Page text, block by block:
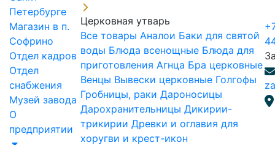
Петербурге
Магазин в п.
Софрино
Отдел кадров
Отдел
снабжения
Музей завода
О
предприятии
Церковная утварь
Все товары Аналои Баки для святой
воды Блюда всенощные Блюда для
приготовления Агнца Бра церковные
Венцы Вывески церковные Голгофы
Гробницы, раки Дароносицы
Дарохранительницы Дикирии-
трикирии Древки и оглавия для
хоругви и крест-икон